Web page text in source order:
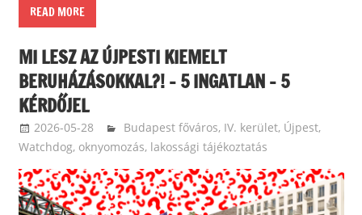
READ MORE
MI LESZ AZ ÚJPESTI KIEMELT
BERUHÁZÁSOKKAL?! – 5 INGATLAN – 5
KÉRDŐJEL
2026-05-28 ketfarkukutya
Budapest főváros, IV. kerület, Újpest,
Watchdog, oknyomozás, lakossági tájékoztatás